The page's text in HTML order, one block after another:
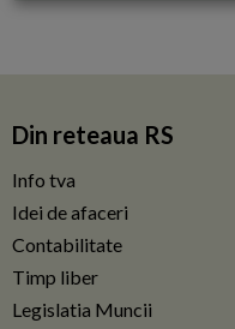
Din reteaua RS
Info tva
Idei de afaceri
Contabilitate
Timp liber
Legislatia Muncii